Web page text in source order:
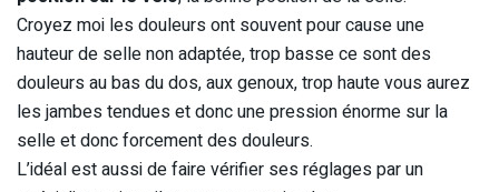
Croyez moi les douleurs ont souvent pour cause une
hauteur de selle non adaptée, trop basse ce sont des
douleurs au bas du dos, aux genoux, trop haute vous aurez
les jambes tendues et donc une pression énorme sur la
selle et donc forcement des douleurs.
L’idéal est aussi de faire vérifier ses réglages par un